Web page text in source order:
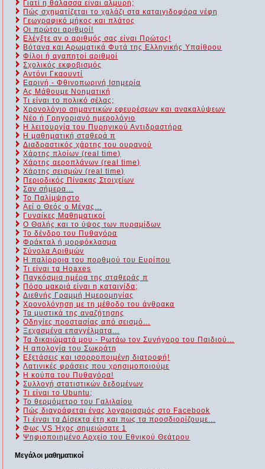
Γιατί η θάλασσα είναι αλμυρή;
Πώς σχηματίζεται το χαλάζι στα καταιγιδοφόρα νέφη
Γεωγραφικό μήκος και πλάτος
Οι πρώτοι αριθμοί!
Ελέγξτε αν ο αριθμός σας είναι Πρώτος!
Βότανα και Αρωματικά Φυτά της Ελληνικής Υπαίθρου
Φίλοι ή αγαπητοί αριθμοί
Σχολικός εκφοβισμός
Αντόνι Γκαουντί
Εαρινή - Φθινοπωρινή Ισημερία
Ας Μάθουμε Νοηματική
Τι είναι το πολικό σέλας;
Χρονολόγιο σημαντικών εφευρέσεων και ανακαλύψεων
Νέο ή Γρηγοριανό ημερολόγιο
Η λειτουργία του Πυρηνικού Αντιδραστήρα
Η μαθηματική σταθερά π
Διαδραστικός χάρτης του ουρανού
Χάρτης πλοίων (real time)
Χάρτης αεροπλάνων (real time)
Χάρτης σεισμών (real time)
Περιοδικός Πίνακας Στοιχείων
Σαν σήμερα...
Το Παλίμψηστο
Αεί ο Θεός ο Μέγας...
Γυναίκες Μαθηματικοί
Ο Θαλής και το ύψος των πυραμίδων
Το δένδρο του Πυθαγόρα
Φράκταλ ή μορφόκλασμα
Σύνολα Αριθμών
Η παλίρροια του πορθμού του Ευρίπου
Τι είναι τα Hoaxes
Παγκόσμια ημέρα της σταθεράς π
Πόσο μακριά είναι η καταιγίδα;
Διεθνής Γραμμή Ημερομηνίας
Χρονολόγηση με τη μέθοδο του άνθρακα
Τα μυστικά της αναζήτησης
Οδηγίες προστασίας από σεισμό...
Ξεχασμένα επαγγέλματα...
Τα δικαιώματά μου - Ρωτάω τον Συνήγορο του Παιδιού...
Η απολογία του Σωκράτη
Εξετάσεις και ισορροποιμένη διατροφή!
Λατινικές φράσεις που χρησιμοποιούμε
Η κούπα του Πυθαγόρα!
Συλλογή στατιστικών δεδομένων
Τι είναι το Ubuntu;
Το θερμόμετρο του Γαλιλαίου
Πώς διαγράφεται ένας λογαριασμός στο Facebook
Τι έιναι τα Δίσεκτα έτη και πως τα προσδιορίζουμε...
Φως VS Ήχος σημειώσατε 1
Ψηφιοποιημένο Αρχείο του Εθνικού Θεάτρου
Μεγάλοι μαθηματικοί